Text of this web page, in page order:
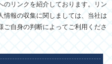
のリンクを紹介しております。リン
情報の収集に関しましては、当社は
自身の判断によってご利用くださ